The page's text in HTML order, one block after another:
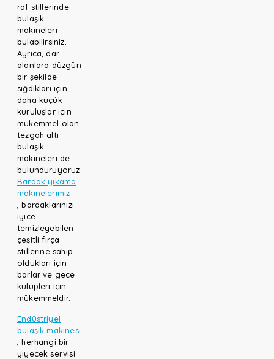
raf stillerinde
bulaşık
makineleri
bulabilirsiniz.
Ayrıca, dar
alanlara düzgün
bir şekilde
sığdıkları için
daha küçük
kuruluşlar için
mükemmel olan
tezgah altı
bulaşık
makineleri de
bulunduruyoruz.
Bardak yıkama
makinelerimiz
, bardaklarınızı
iyice
temizleyebilen
çeşitli fırça
stillerine sahip
oldukları için
barlar ve gece
kulüpleri için
mükemmeldir.
Endüstriyel
bulaşık makinesi
, herhangi bir
yiyecek servisi